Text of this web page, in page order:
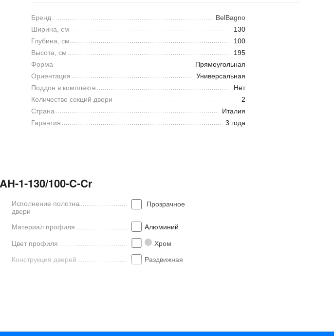
Бренд
BelBagno
Ширина, см
130
Глубина, см
100
Высота, см
195
Форма
Прямоугольная
Ориентация
Универсальная
Поддон в комплекте
Нет
Количество секций двери
2
Страна
Италия
Гарантия
3 года
1-130/100-C-Cr
Исполнение полотна
двери
Прозрачное
Материал профиля Алюминий
Цвет профиля Хром
Конструкция дверей Раздвижная